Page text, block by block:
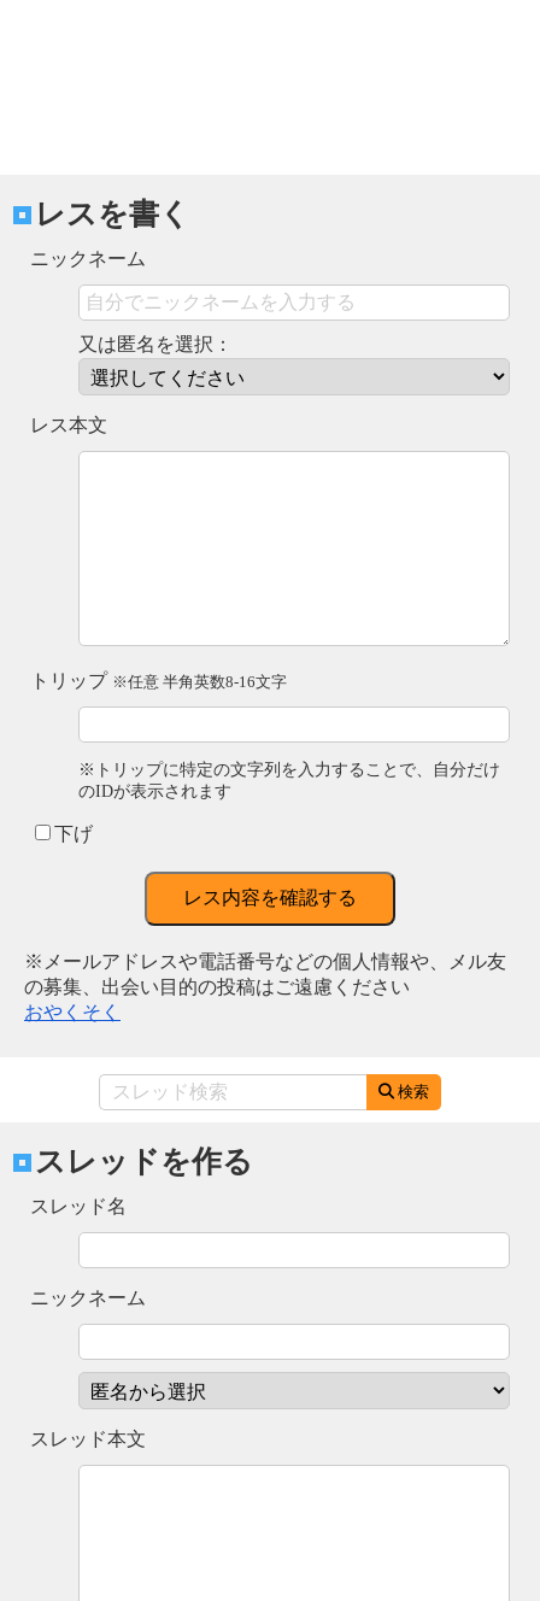
レスを書く
ニックネーム
又は匿名を選択：
レス本文
トリップ ※任意 半角英数8-16文字
※トリップに特定の文字列を入力することで、自分だけ
のIDが表示されます
下げ
レス内容を確認する
※メールアドレスや電話番号などの個人情報や、メル友
の募集、出会い目的の投稿はご遠慮ください
おやくそく
検索
スレッドを作る
スレッド名
ニックネーム
スレッド本文